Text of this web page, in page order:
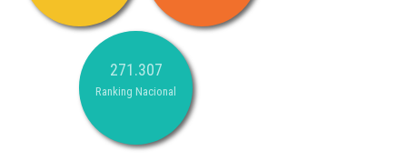
271.307
Ranking Nacional